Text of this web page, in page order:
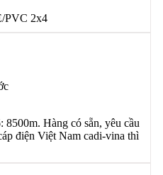
PVC 2x4
Hàng có sẵn, yêu cầu
điện Việt Nam cadi-vina thì